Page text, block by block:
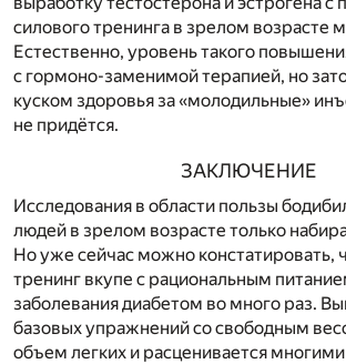
силового тренинга в зрелом возрасте
Естественно, уровень такого
с гормоно-заменимой терапией, но
куском здоровья за «молодильные»
не придётся.
ЗАКЛЮЧЕНИЕ
Исследования в области пользы
людей в зрелом возрасте только
Но уже сейчас можно констатировать,
тренинг вкупе с рациональным
заболевания диабетом во много раз.
базовых упражнений со свободным
объем легких и расценивается